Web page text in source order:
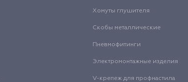
Хомуты глушителя
Скобы металлические
Пневмофитинги
Электромонтажные изделия
V-крепеж для профнастила